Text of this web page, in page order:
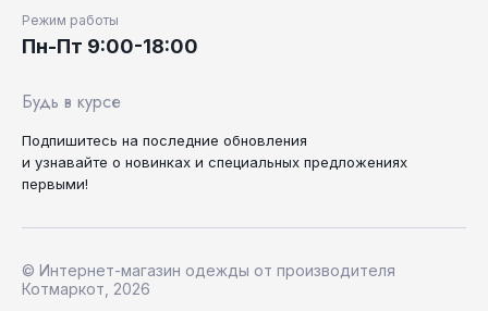
Режим работы
Пн-Пт 9:00-18:00
Будь в курсе
Подпишитесь на последние обновления
и узнавайте о новинках и специальных предложениях
первыми!
© Интернет-магазин одежды от производителя
Котмаркот, 2026